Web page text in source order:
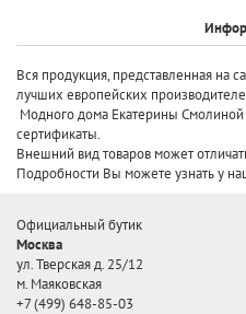
Вся продукция, представленная на
лучших европейских
Модного дома Екатерины
сертификаты.
Внешний вид товаров может
Подробности Вы можете узнать у
Официальный бутик
Москва
ул. Тверская д. 25/12
м. Маяковская
+7 (499) 648-85-03